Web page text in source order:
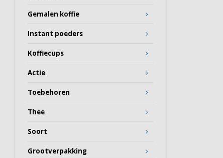
Gemalen koffie
Instant poeders
Koffiecups
Actie
Toebehoren
Thee
Soort
Grootverpakking